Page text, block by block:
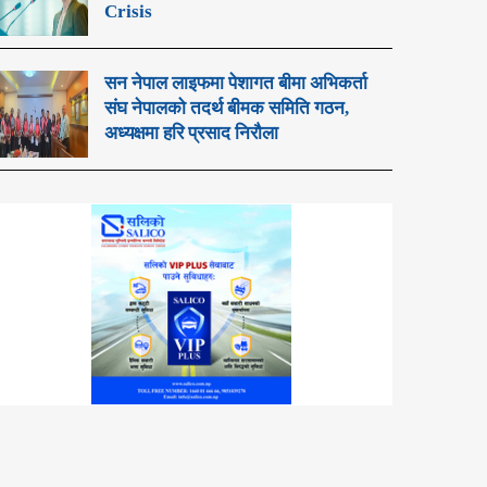
Crisis
सन नेपाल लाइफमा पेशागत बीमा अभिकर्ता
संघ नेपालको तदर्थ बीमक समिति गठन,
अध्यक्षमा हरि प्रसाद निरौला